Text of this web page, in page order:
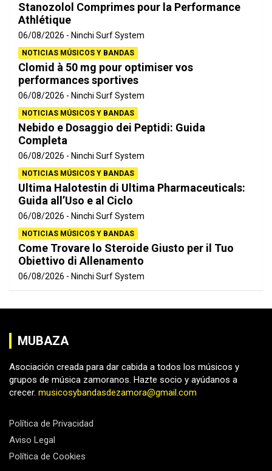
Stanozolol Comprimes pour la Performance
Athlétique
06/08/2026 Ninchi Surf System
NOTICIAS MÚSICOS Y BANDAS
Clomid à 50 mg pour optimiser vos
performances sportives
06/08/2026 Ninchi Surf System
NOTICIAS MÚSICOS Y BANDAS
Nebido e Dosaggio dei Peptidi: Guida
Completa
06/08/2026 Ninchi Surf System
NOTICIAS MÚSICOS Y BANDAS
Ultima Halotestin di Ultima Pharmaceuticals:
Guida all’Uso e al Ciclo
06/08/2026 Ninchi Surf System
NOTICIAS MÚSICOS Y BANDAS
Come Trovare lo Steroide Giusto per il Tuo
Obiettivo di Allenamento
06/08/2026 Ninchi Surf System
MUBAZA
Asociación creada para dar cabida a todos los músicos y
grupos de música zamoranos. Hazte socio y ayúdanos a
crecer. musicosybandasdezamora@gmail.com
Política de Privacidad
Aviso Legal
Política de Cookies